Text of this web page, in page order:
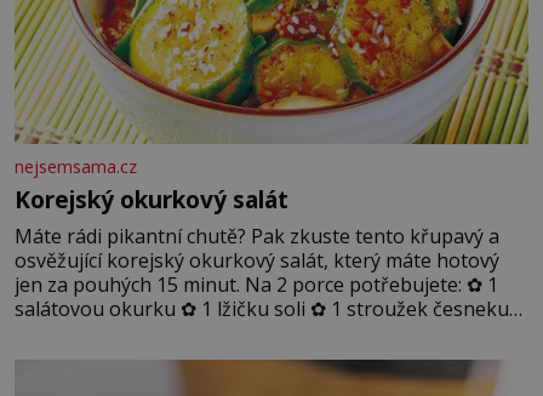
nejsemsama.cz
Korejský okurkový salát
Máte rádi pikantní chutě? Pak zkuste tento křupavý a
osvěžující korejský okurkový salát, který máte hotový
jen za pouhých 15 minut. Na 2 porce potřebujete: ✿ 1
salátovou okurku ✿ 1 lžičku soli ✿ 1 stroužek česneku
sezamového oleje ✿ 1 lžičku chilli ✿ 1 lžičku cukru ✿ 1
jarní cibulku ✿ 1 lžíci sezamových semínek